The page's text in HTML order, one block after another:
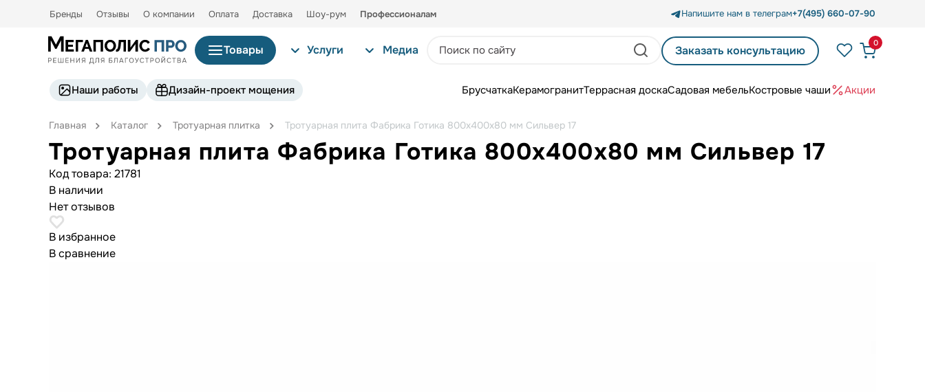
Бренды Отзывы О компании Оплата Доставка Шоу-рум Профессионалам Напишите нам в телеграм+7(495) 660-07-90
Товары Услуги Медиа Заказать консультацию
0
Наши работы Дизайн-проект мощения БрусчаткаКерамогранитТеррасная доскаСадовая мебельКостровые чаши Акции
Главная Каталог Тротуарная плитка Тротуарная плита Фабрика Готика 800х400х80 мм Сильвер 17
Тротуарная плита Фабрика Готика 800х400х80 мм Сильвер 17
Код товара: 21781
В наличии
Нет отзывов
В избранное
В сравнение